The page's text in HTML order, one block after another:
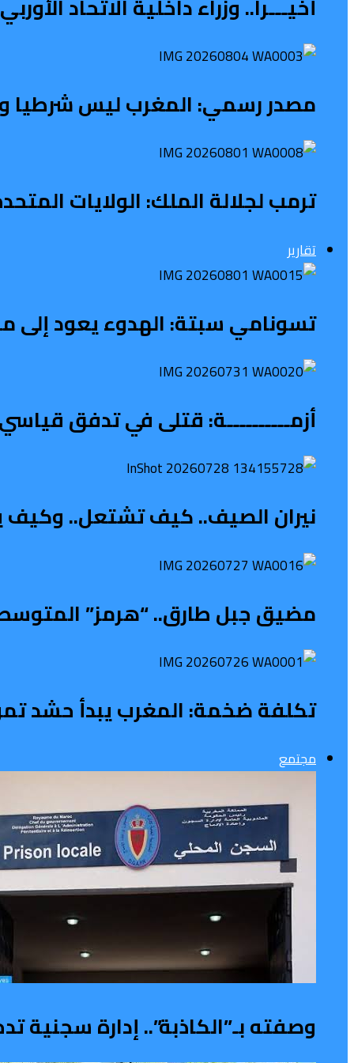
أخيـــرا.. وزراء داخلية الاتحاد
مصدر رسمي: المغرب ليس شرطيا ولا
ترمب لجلالة الملك: الولايات
تقارير
تسونامي سبتة: الهدوء يعود إلى
أزمــــــــــة: قتلى في تدفق
نيران الصيف.. كيف تشتعل..
مضيق جبل طارق.. “هرمز”
تكلفة ضخمة: المغرب يبدأ حشد
مجتمع
وصفته بـ”الكاذبة”.. إدارة